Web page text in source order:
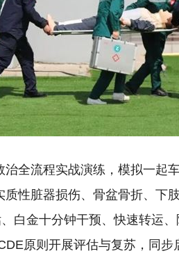
全流程实战演练，模拟一起
性脏器损伤、骨盆骨折、下
白金十分钟干预、快速转运
原则开展评估与复苏，同